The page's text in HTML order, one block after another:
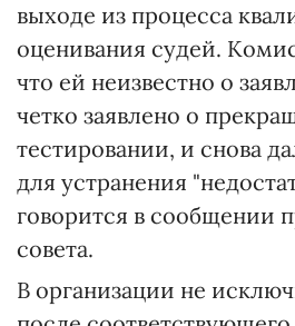
выходе из процесса
оценивания судей.
что ей неизвестно о
четко заявлено о
тестировании, и снова
для устранения
говорится в сообщении
совета.
В организации не